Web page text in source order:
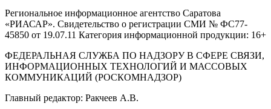
Региональное информационное агентство Саратова
«РИАСАР». Свидетельство о регистрации СМИ № ФС77-
45850 от 19.07.11 Категория информационной продукции: 16+
ФЕДЕРАЛЬНАЯ СЛУЖБА ПО НАДЗОРУ В СФЕРЕ СВЯЗИ,
ИНФОРМАЦИОННЫХ ТЕХНОЛОГИЙ И МАССОВЫХ
КОММУНИКАЦИЙ (РОСКОМНАДЗОР)
Главный редактор: Ракчеев А.В.